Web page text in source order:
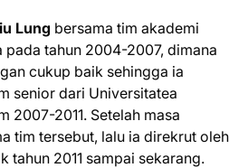
Lung bersama tim akademi
pada tahun 2004-2007, dimana
cukup baik sehingga ia
senior dari Universitatea
2007-2011. Setelah masa
tim tersebut, lalu ia direkrut oleh
tahun 2011 sampai sekarang.